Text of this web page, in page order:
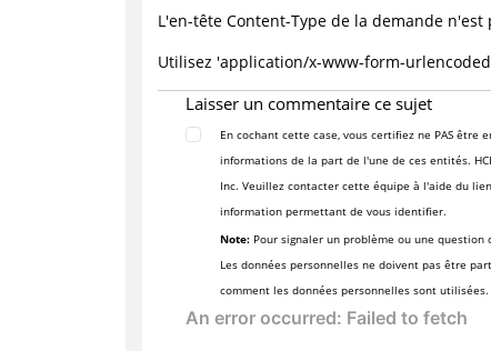
L'en-tête Content-Type de la demande n'est
Utilisez 'application/x-www-form-
Laisser un commentaire ce sujet
En cochant cette case, vous certifiez ne PAS être
informations de la part de l'une de ces entités.
Inc. Veuillez contacter cette équipe à l'aide du
information permettant de vous identifier.
Note: Pour signaler un problème ou une
Les données personnelles ne doivent pas être
comment les données personnelles sont utilisées.